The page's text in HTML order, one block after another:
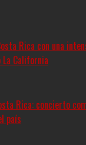
Rica con una
California
Rica: concierto
país